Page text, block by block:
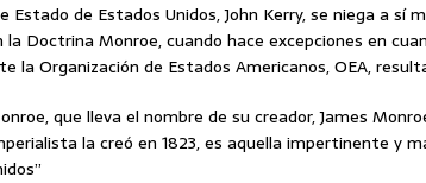
Estado de Estados Unidos, John Kerry, se niega a sí
la Doctrina Monroe, cuando hace excepciones en
la Organización de Estados Americanos, OEA,
que lleva el nombre de su creador, James
la creó en 1823, es aquella impertinente y